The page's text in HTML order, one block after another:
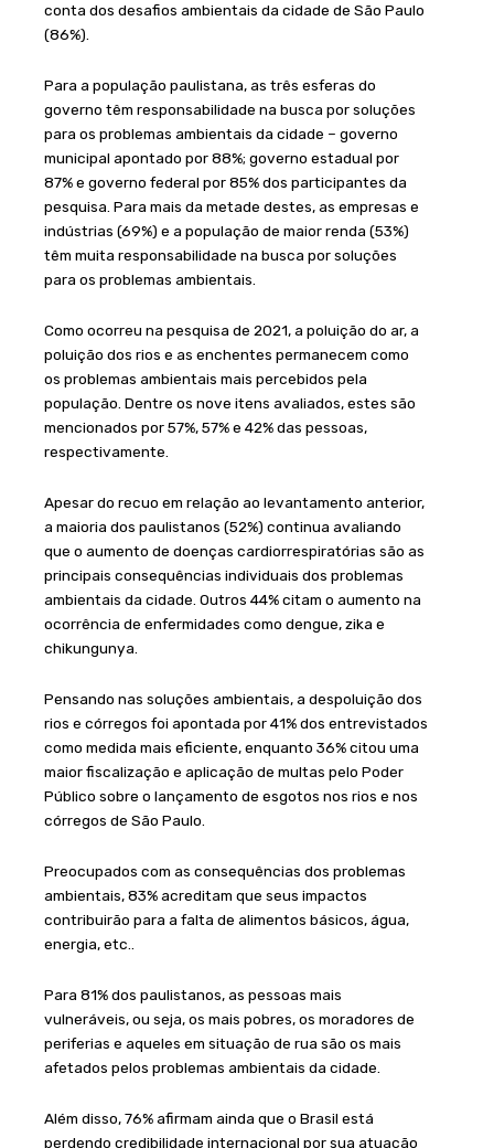
conta dos desafios ambientais da cidade de São Paulo
(86%).
Para a população paulistana, as três esferas do
governo têm responsabilidade na busca por soluções
para os problemas ambientais da cidade – governo
municipal apontado por 88%; governo estadual por
87% e governo federal por 85% dos participantes da
pesquisa. Para mais da metade destes, as empresas e
indústrias (69%) e a população de maior renda (53%)
têm muita responsabilidade na busca por soluções
para os problemas ambientais.
Como ocorreu na pesquisa de 2021, a poluição do ar, a
poluição dos rios e as enchentes permanecem como
os problemas ambientais mais percebidos pela
população. Dentre os nove itens avaliados, estes são
mencionados por 57%, 57% e 42% das pessoas,
respectivamente.
Apesar do recuo em relação ao levantamento anterior,
a maioria dos paulistanos (52%) continua avaliando
que o aumento de doenças cardiorrespiratórias são as
principais consequências individuais dos problemas
ambientais da cidade. Outros 44% citam o aumento na
ocorrência de enfermidades como dengue, zika e
chikungunya.
Pensando nas soluções ambientais, a despoluição dos
rios e córregos foi apontada por 41% dos entrevistados
como medida mais eficiente, enquanto 36% citou uma
maior fiscalização e aplicação de multas pelo Poder
Público sobre o lançamento de esgotos nos rios e nos
córregos de São Paulo.
Preocupados com as consequências dos problemas
ambientais, 83% acreditam que seus impactos
contribuirão para a falta de alimentos básicos, água,
energia, etc..
Para 81% dos paulistanos, as pessoas mais
vulneráveis, ou seja, os mais pobres, os moradores de
periferias e aqueles em situação de rua são os mais
afetados pelos problemas ambientais da cidade.
Além disso, 76% afirmam ainda que o Brasil está
perdendo credibilidade internacional por sua atuação